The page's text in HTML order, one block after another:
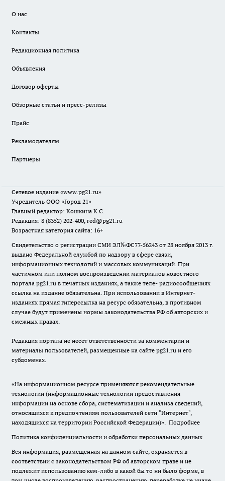
О нас
Контакты
Редакционная политика
Объявления
Договор оферты
Обзорные статьи и пресс-релизы
Прайс
Рекламодателям
Партнеры
Сетевое издание «www.pg21.ru»
Учредитель ООО «Город 21»
Главный редактор: Кошкина К.С.
Редакция: 8 (8352) 202-400, red@pg21.ru
Возрастная категория сайта: 16+
Свидетельство о регистрации СМИ ЭЛ№ФС77-56243 от 28 ноября 2013 г.
выдано Федеральной службой по надзору в сфере связи,
информационных технологий и массовых коммуникаций. При
частичном или полном воспроизведении материалов новостного
портала pg21.ru в печатных изданиях, а также теле- радиосообщениях
ссылка на издание обязательна. При использовании в Интернет-
изданиях прямая гиперссылка на ресурс обязательна, в противном
случае будут применены нормы законодательства РФ об авторских и
смежных правах.
Редакция портала не несет ответственности за комментарии и
материалы пользователей, размещенные на сайте pg21.ru и его
субдоменах.
«На информационном ресурсе применяются рекомендательные
технологии (информационные технологии предоставления
информации на основе сбора, систематизации и анализа сведений,
относящихся к предпочтениям пользователей сети "Интернет",
находящихся на территории Российской Федерации)». Подробнее
Политика конфиденциальности и обработки персональных данных
Вся информация, размещенная на данном сайте, охраняется в
соответствии с законодательством РФ об авторском праве и не
подлежит использованию кем-либо в какой бы то ни было форме, в